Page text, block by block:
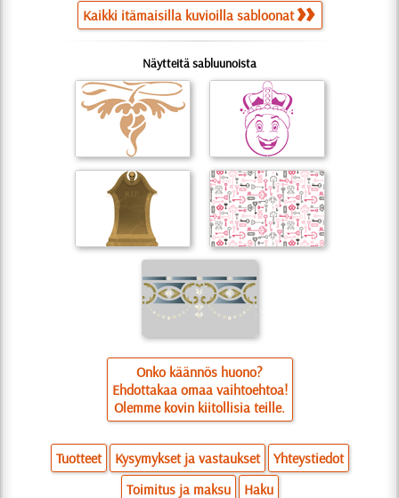
Kaikki itämaisilla kuvioilla sabloonat
Näytteitä sabluunoista
Onko käännös huono?
Ehdottakaa omaa vaihtoehtoa!
Olemme kovin kiitollisia teille.
Tuotteet Kysymykset ja vastaukset
Yhteystiedot
Toimitus ja maksu
Haku